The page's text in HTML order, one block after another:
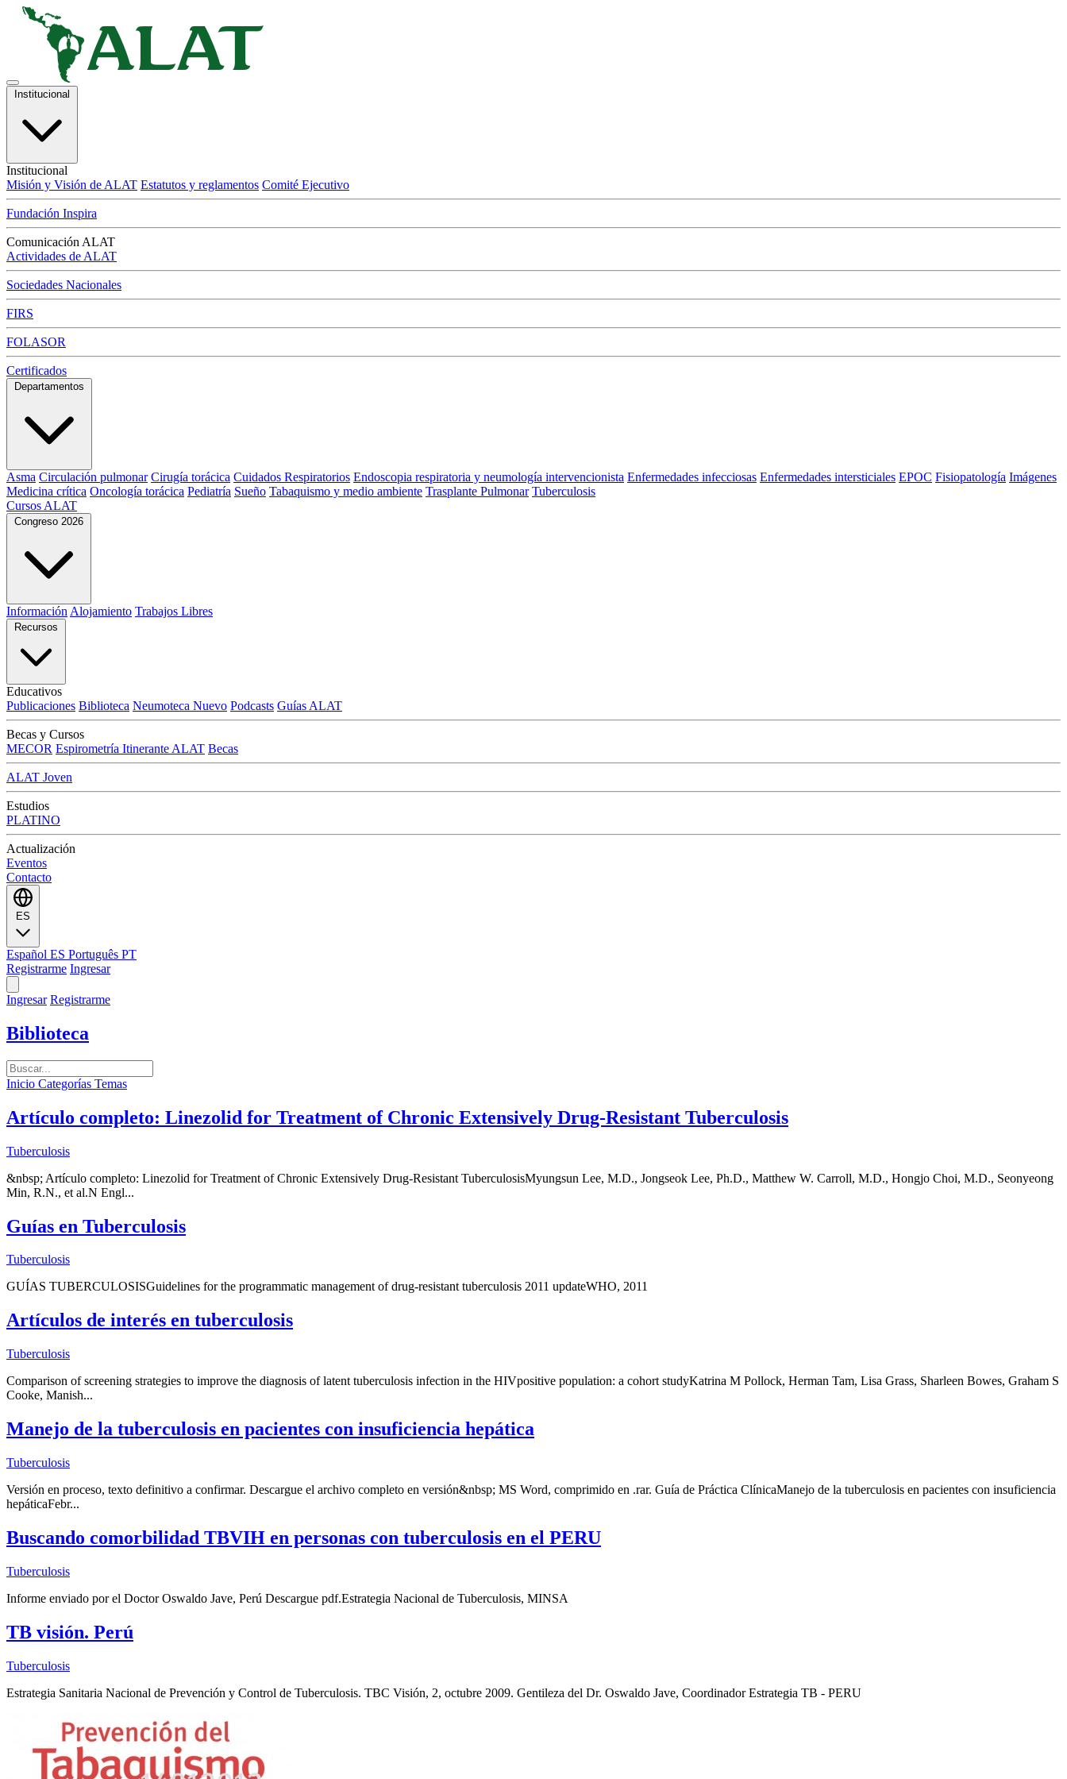
Institucional
Institucional
Misión y Visión de ALAT Estatutos y reglamentos Comité Ejecutivo
Fundación Inspira
Comunicación ALAT
Actividades de ALAT
Sociedades Nacionales
FIRS
FOLASOR
Certificados
Departamentos
Asma Circulación pulmonar Cirugía torácica Cuidados Respiratorios Endoscopia respiratoria y neumología intervencionista Enfermedades infecciosas Enfermedades intersticiales EPOC Fisiopatología Imágenes
Medicina crítica Oncología torácica Pediatría Sueño Tabaquismo y medio ambiente Trasplante Pulmonar Tuberculosis
Cursos ALAT
Congreso 2026
Información Alojamiento Trabajos Libres
Recursos
Educativos
Publicaciones Biblioteca Neumoteca Nuevo Podcasts Guías ALAT
Becas y Cursos
MECOR Espirometría Itinerante ALAT Becas
ALAT Joven
Estudios
PLATINO
Actualización
Eventos
Contacto
ES
Español ES Português PT
Registrarme Ingresar
Ingresar Registrarme
Biblioteca
Inicio Categorías Temas
Artículo completo: Linezolid for Treatment of Chronic Extensively Drug-Resistant Tuberculosis
Tuberculosis
&nbsp; Artículo completo: Linezolid for Treatment of Chronic Extensively Drug-Resistant TuberculosisMyungsun Lee, M.D., Jongseok Lee, Ph.D., Matthew W. Carroll, M.D., Hongjo Choi, M.D., Seonyeong
Min, R.N., et al.N Engl...
Guías en Tuberculosis
Tuberculosis
GUÍAS TUBERCULOSISGuidelines for the programmatic management of drug-resistant tuberculosis 2011 updateWHO, 2011
Artículos de interés en tuberculosis
Tuberculosis
Comparison of screening strategies to improve the diagnosis of latent tuberculosis infection in the HIVpositive population: a cohort studyKatrina M Pollock, Herman Tam, Lisa Grass, Sharleen Bowes, Graham S
Cooke, Manish...
Manejo de la tuberculosis en pacientes con insuficiencia hepática
Tuberculosis
Versión en proceso, texto definitivo a confirmar. Descargue el archivo completo en versión&nbsp; MS Word, comprimido en .rar. Guía de Práctica ClínicaManejo de la tuberculosis en pacientes con insuficiencia
hepáticaFebr...
Buscando comorbilidad TBVIH en personas con tuberculosis en el PERU
Tuberculosis
Informe enviado por el Doctor Oswaldo Jave, Perú Descargue pdf.Estrategia Nacional de Tuberculosis, MINSA
TB visión. Perú
Tuberculosis
Estrategia Sanitaria Nacional de Prevención y Control de Tuberculosis. TBC Visión, 2, octubre 2009. Gentileza del Dr. Oswaldo Jave, Coordinador Estrategia TB - PERU